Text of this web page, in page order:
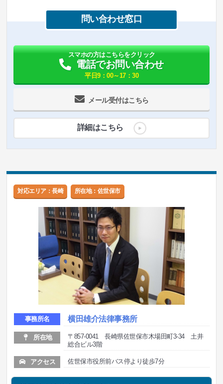
問い合わせ窓口
メール受付はこちら
スマホの方はこちらをクリック
電話でお問い合わせ
平日9：00～17：30
詳細はこちら
対応エリア：長崎 所在地：佐世保市
事務所名 横田雄介法律事務所
所在地
〒857-0041 長崎県佐世保市木場田町3-34 土井
総合ビル3階
アクセス 佐世保市役所前バス停より徒歩7分